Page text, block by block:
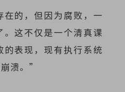
在的，但因为腐败，一
。这不仅是一个清真课
的表现，现有执行系统
溃。”